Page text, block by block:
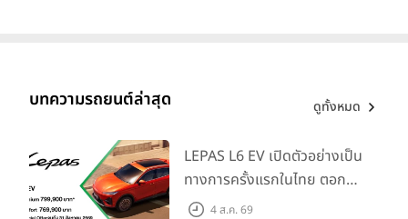
บทความรถยนต์ล่าสุด ดูทั้งหมด
LEPAS L6 EV เปิดตัวอย่างเป็น
ทางการครั้งแรกในไทย ตอกย้ำ
วิสัยทัศน์ “Drive Your
4 ส.ค. 69